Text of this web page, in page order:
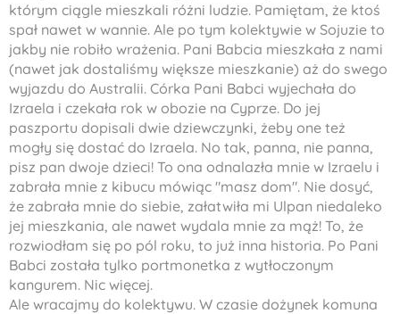
którym ciągle mieszkali różni ludzie. Pamiętam, że ktoś
spał nawet w wannie. Ale po tym kolektywie w Sojuzie to
jakby nie robiło wrażenia. Pani Babcia mieszkała z nami
(nawet jak dostaliśmy większe mieszkanie) aż do swego
wyjazdu do Australii. Córka Pani Babci wyjechała do
Izraela i czekała rok w obozie na Cyprze. Do jej
paszportu dopisali dwie dziewczynki, żeby one też
mogły się dostać do Izraela. No tak, panna, nie panna,
pisz pan dwoje dzieci! To ona odnalazła mnie w Izraelu i
zabrała mnie z kibucu mówiąc "masz dom". Nie dosyć,
że zabrała mnie do siebie, załatwiła mi Ulpan niedaleko
jej mieszkania, ale nawet wydala mnie za mąż! To, że
rozwiodłam się po pól roku, to już inna historia. Po Pani
Babci została tylko portmonetka z wytłoczonym
kangurem. Nic więcej.
Ale wracajmy do kolektywu. W czasie dożynek komuna